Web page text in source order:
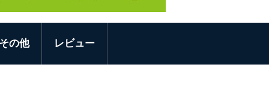
の他 レビュー